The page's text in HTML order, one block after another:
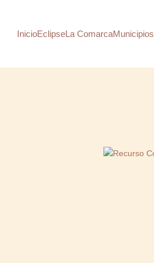
InicioEclipseLa ComarcaMunicipios